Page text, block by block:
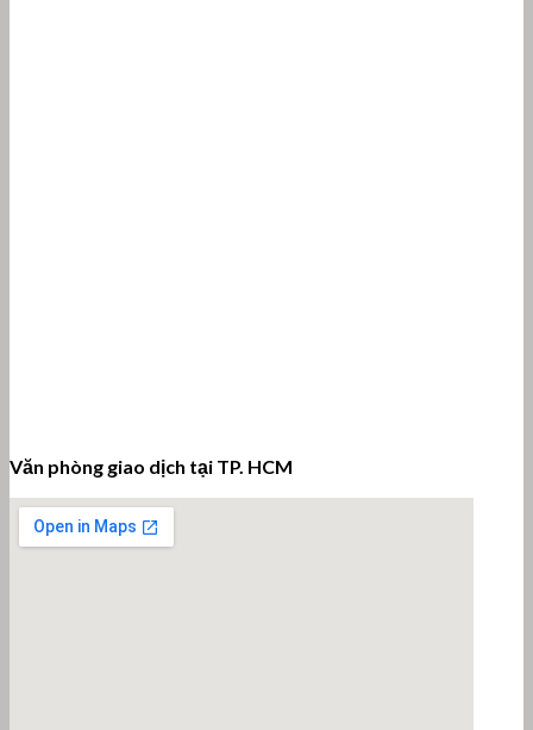
Văn phòng giao dịch tại TP. HCM